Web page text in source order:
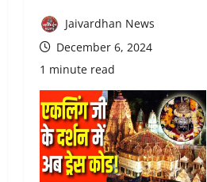
Jaivardhan News
December 6, 2024
1 minute read